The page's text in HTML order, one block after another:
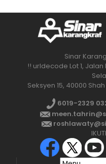
Sinar
!! urldecode Lot 1,
Seksyen 15, 40000
6019-2329